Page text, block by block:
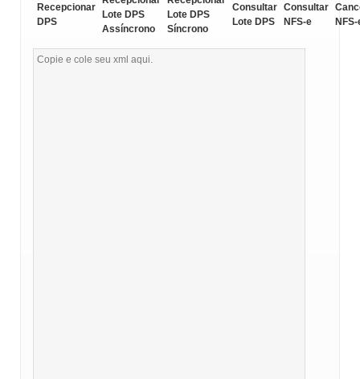
Recepcionar
DPS
Lote DPS
Assíncrono
Lote DPS
Síncrono
Consultar
Lote DPS
Consultar
NFS-e
NFS-